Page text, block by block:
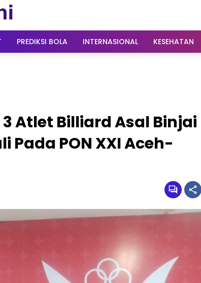
PREDIKSI BOLA INTERNASIONAL KESEHATAN
Atlet Billiard Asal Binjai
Pada PON XXI Aceh-